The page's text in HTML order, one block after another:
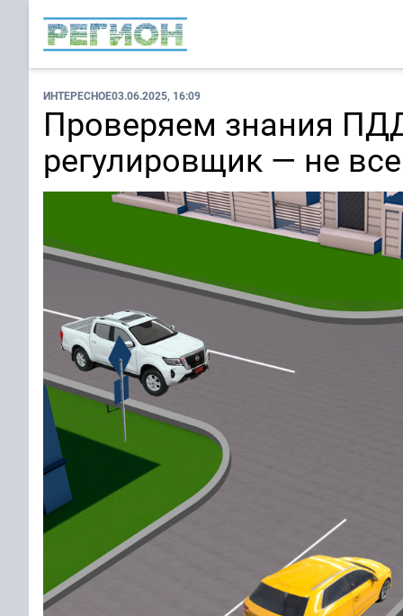
ИНТЕРЕСНОЕ03.06.2025, 16:09
Проверяем знания
регулировщик — не